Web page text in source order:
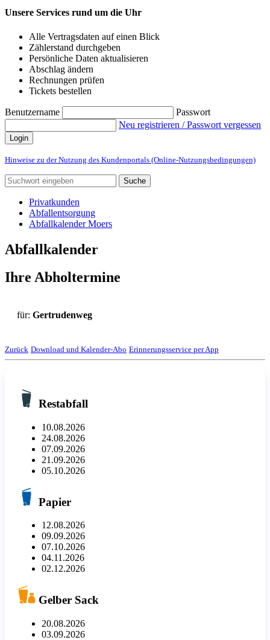
Unsere Services rund um die Uhr
Alle Vertragsdaten auf einen Blick
Zählerstand durchgeben
Persönliche Daten aktualisieren
Abschlag ändern
Rechnungen prüfen
Tickets bestellen
Benutzername
Passwort
Neu registrieren / Passwort vergessen
Login
Hinweise zu der Nutzung des Kundenportals (Online-Nutzungsbedingungen)
Suche
Privatkunden
Abfallentsorgung
Abfallkalender Moers
Abfallkalender
Ihre Abholtermine
für: Gertrudenweg
Zurück Download und Kalender-Abo Erinnerungsservice per App
Restabfall
10.08.2026
24.08.2026
07.09.2026
21.09.2026
05.10.2026
Papier
12.08.2026
09.09.2026
07.10.2026
04.11.2026
02.12.2026
Gelber Sack
20.08.2026
03.09.2026